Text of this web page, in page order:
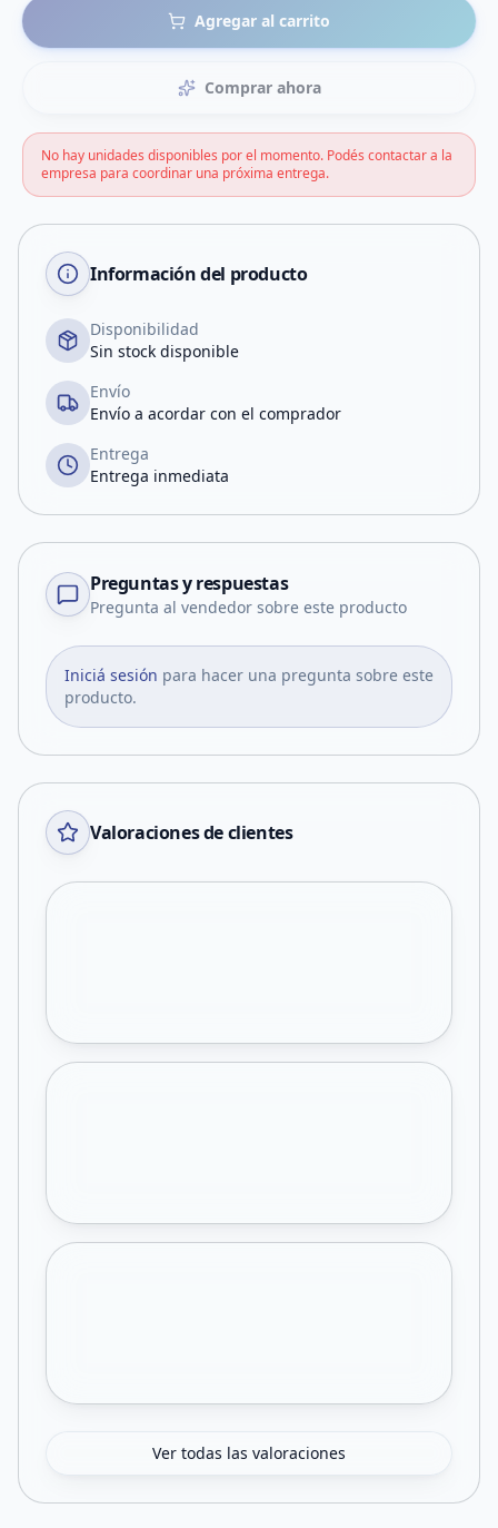
Agregar al carrito
Comprar ahora
No hay unidades disponibles por el momento. Podés contactar a la
empresa para coordinar una próxima entrega.
Información del producto
Disponibilidad
Sin stock disponible
Envío
Envío a acordar con el comprador
Entrega
Entrega inmediata
Preguntas y respuestas
Pregunta al vendedor sobre este producto
Iniciá sesión para hacer una pregunta sobre este
producto.
Valoraciones de clientes
Ver todas las valoraciones